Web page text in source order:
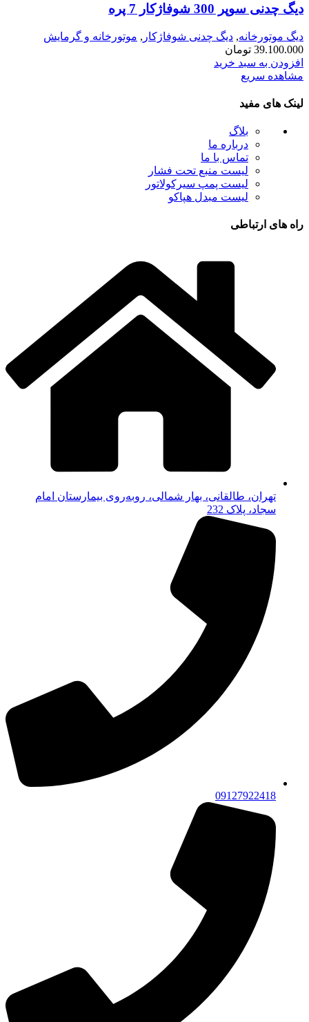
دیگ چدنی سوپر 300 شوفاژکار 7 پره
دیگ موتورخانه, دیگ چدنی شوفاژکار , موتورخانه و گرمایش
39.100.000 تومان
افزودن به سبد خرید
مشاهده سریع
لینک های مفید
بلاگ
درباره ما
تماس با ما
لیست منبع تحت فشار
لیست پمپ سیرکولاتور
لیست مبدل هپاکو
راه های ارتباطی
تهران، طالقانی، بهار شمالی، روبه‌روی بیمارستان امام
سجاد، پلاک 232
09127922418